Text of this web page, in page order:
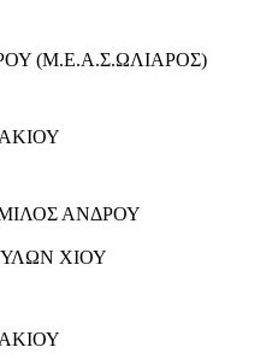
(Μ.Ε.Α.Σ.ΩΛΙΑΡΟΣ)
ΑΝΔΡΟΥ
ΧΙΟΥ